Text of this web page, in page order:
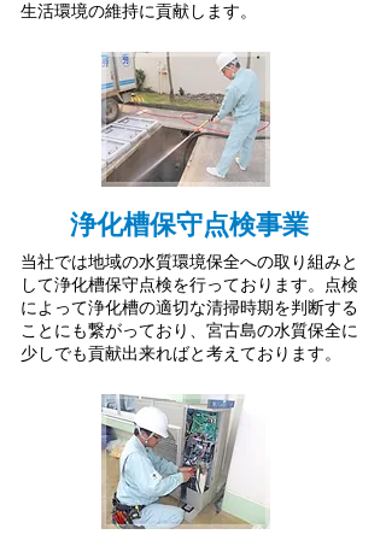
生活環境の維持に貢献します。
浄化槽保守点検事業
当社では地域の水質環境保全への取り組みと
して浄化槽保守点検を行っております。点検
によって浄化槽の適切な清掃時期を判断する
ことにも繋がっており、宮古島の水質保全に
少しでも貢献出来ればと考えております。